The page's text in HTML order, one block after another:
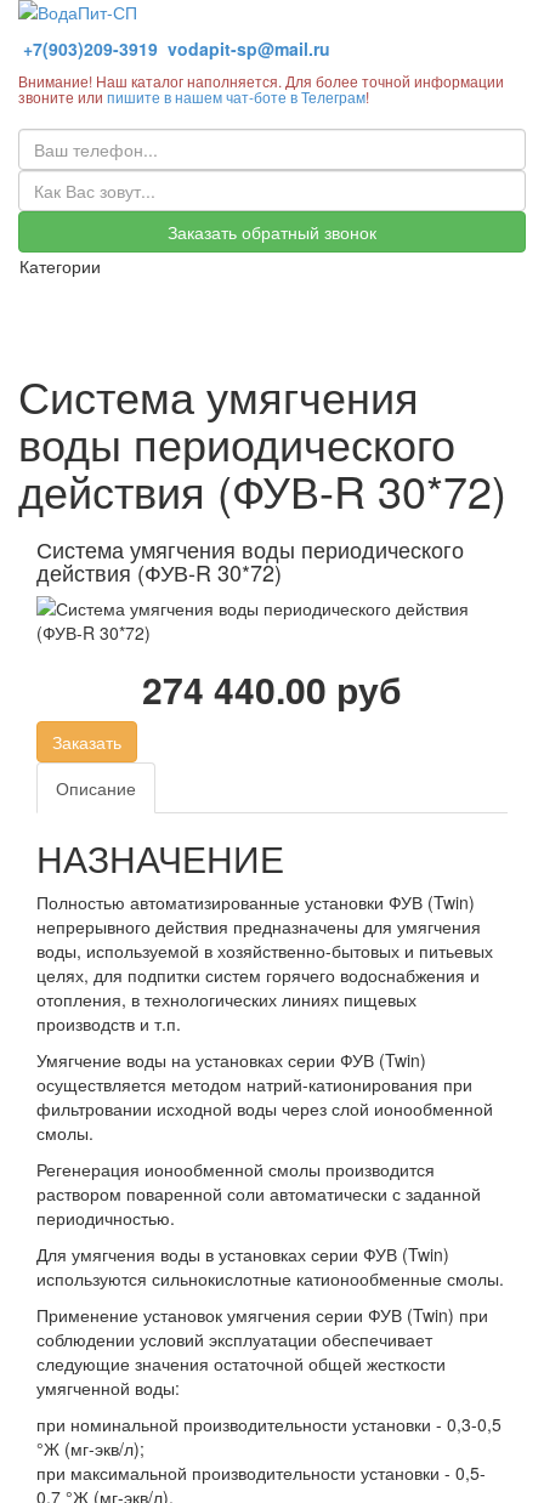
+7(903)209-3919 vodapit-sp@mail.ru
Внимание! Наш каталог наполняется. Для более точной информации
звоните или пишите в нашем чат-боте в Телеграм!
Заказать обратный звонок
Категории
Система умягчения
воды периодического
действия (ФУВ-R 30*72)
Система умягчения воды периодического
действия (ФУВ-R 30*72)
274 440.00 руб
Заказать
Описание
НАЗНАЧЕНИЕ
Полностью автоматизированные установки ФУВ (Twin)
непрерывного действия предназначены для умягчения
воды, используемой в хозяйственно-бытовых и питьевых
целях, для подпитки систем горячего водоснабжения и
отопления, в технологических линиях пищевых
производств и т.п.
Умягчение воды на установках серии ФУВ (Twin)
осуществляется методом натрий-катионирования при
фильтровании исходной воды через слой ионообменной
смолы.
Регенерация ионообменной смолы производится
раствором поваренной соли автоматически с заданной
периодичностью.
Для умягчения воды в установках серии ФУВ (Twin)
используются сильнокислотные катионообменные смолы.
Применение установок умягчения серии ФУВ (Twin) при
соблюдении условий эксплуатации обеспечивает
следующие значения остаточной общей жесткости
умягченной воды:
при номинальной производительности установки - 0,3-0,5
°Ж (мг-экв/л);
при максимальной производительности установки - 0,5-
0,7 °Ж (мг-экв/л).